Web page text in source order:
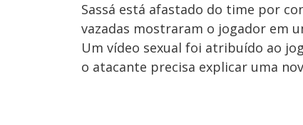
Sassá está afastado do time por
vazadas mostraram o jogador em
Um vídeo sexual foi atribuído ao
o atacante precisa explicar uma